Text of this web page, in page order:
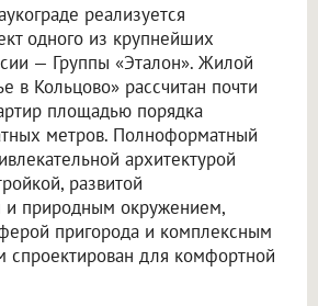
реализуется
одного из крупнейших
— Группы «Эталон». Жилой
в Кольцово» рассчитан почти
площадью порядка
метров. Полноформатный
архитектурой
развитой
и природным окружением,
пригорода и комплексным
спроектирован для комфортной